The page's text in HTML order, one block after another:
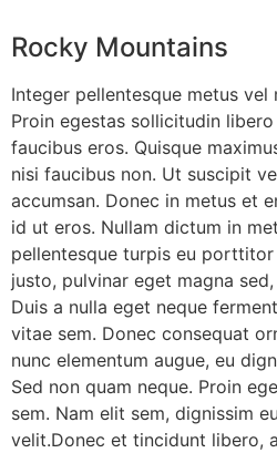
Rocky Mountains
Integer pellentesque metus vel
Proin egestas sollicitudin
faucibus eros. Quisque
nisi faucibus non. Ut suscipit
accumsan. Donec in metus et
id ut eros. Nullam dictum in
pellentesque turpis eu
justo, pulvinar eget magna
Duis a nulla eget neque
vitae sem. Donec consequat
nunc elementum augue, eu
Sed non quam neque. Proin
sem. Nam elit sem, dignissim
velit.Donec et tincidunt libero,